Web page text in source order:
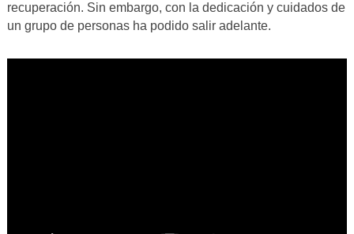
recuperación. Sin embargo, con la dedicación y cuidados de
un grupo de personas ha podido salir adelante.